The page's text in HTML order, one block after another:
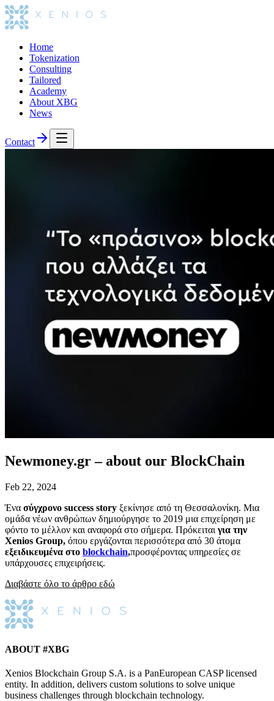
Home
Tokenization
Consulting
Tailored
Academy
About XBG
News
Contact
Newmoney.gr – about our BlockChain
Feb 22, 2024
Ένα σύγχρονο success story ξεκίνησε από τη Θεσσαλονίκη. Μια
ομάδα νέων ανθρώπων δημιούργησε το 2019 μια επιχείρηση με
φόντο το μέλλον και αναφορά στο σήμερα. Πρόκειται για την
Xenios Group, όπου εργάζονται περισσότερα από 30 άτομα
εξειδικευμένα στο blockchain,προσφέροντας υπηρεσίες σε
υπάρχουσες επιχειρήσεις.
Διαβάστε όλο το άρθρο εδώ
ABOUT #XBG
Xenios Blockchain Group S.A. is a PanEuropean CASP licensed
entity. In addition, delivers custom solutions to solve unique
business challenges through blockchain technology.